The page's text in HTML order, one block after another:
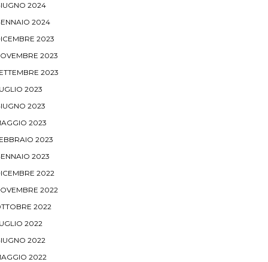
2024
2024
2023
2023
2023
2023
2023
2023
2023
2023
2022
2022
2022
2022
2022
2022